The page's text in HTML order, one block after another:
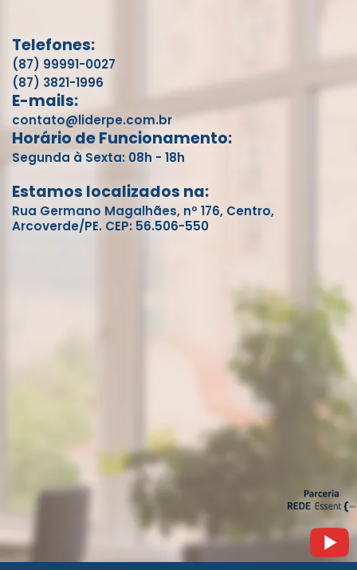
Telefones:
(87) 99991-0027
(87) 3821-1996
E-mails:
contato@liderpe.com.br
Horário de Funcionamento:
Segunda à Sexta: 08h - 18h
Estamos localizados na:
Rua Germano Magalhães, nº 176, Centro,
Arcoverde/PE. CEP: 56.506-550